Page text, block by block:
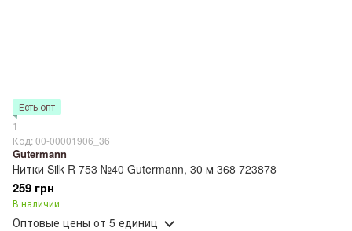
Есть опт
1
Код: 00-00001906_36
Gutermann
Нитки Silk R 753 №40 Gutermann, 30 м 368 723878
259 грн
В наличии
Оптовые цены от 5 единиц